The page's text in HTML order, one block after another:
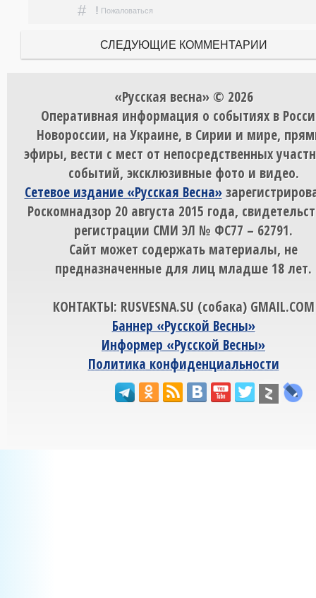
# ! Пожаловаться
СЛЕДУЮЩИЕ КОММЕНТАРИИ
«Русская весна» © 2026
Оперативная информация о событиях в
Новороссии, на Украине, в Сирии и мире,
эфиры, вести с мест от непосредственных
событий, эксклюзивные фото и видео.
Сетевое издание «Русская Весна»
Роскомнадзор 20 августа 2015 года,
регистрации СМИ ЭЛ № ФС77 – 62791.
Сайт может содержать материалы, не
предназначенные для лиц младше 18 лет.
КОНТАКТЫ: RUSVESNA.SU (собака) GMAIL.COM
Баннер «Русской Весны»
Информер «Русской Весны»
Политика конфиденциальности